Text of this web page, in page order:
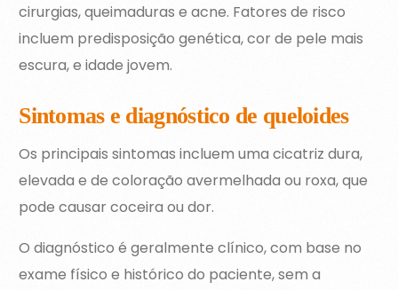
cirurgias, queimaduras e acne. Fatores de risco
incluem predisposição genética, cor de pele mais
escura, e idade jovem.
Sintomas e diagnóstico de queloides
Os principais sintomas incluem uma cicatriz dura,
elevada e de coloração avermelhada ou roxa, que
pode causar coceira ou dor.
O diagnóstico é geralmente clínico, com base no
exame físico e histórico do paciente, sem a